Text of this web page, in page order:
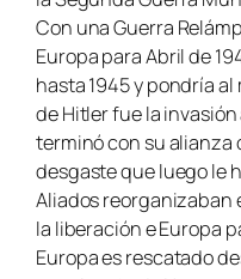
Con una Guerra
Europa para Abril de
hasta 1945 y pondría
de Hitler fue la
terminó con su alianza
desgaste que luego le
Aliados reorganizaban
la liberación e Europa
Europa es rescatado